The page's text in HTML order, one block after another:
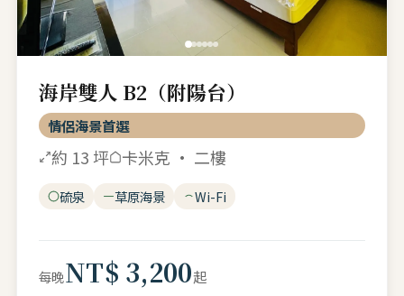
海岸雙人 B2（附陽台）
情侶海景首選
約 13 坪 卡米克 · 二樓
硫泉 草原海景 Wi-Fi
每晚NT$ 3,200起